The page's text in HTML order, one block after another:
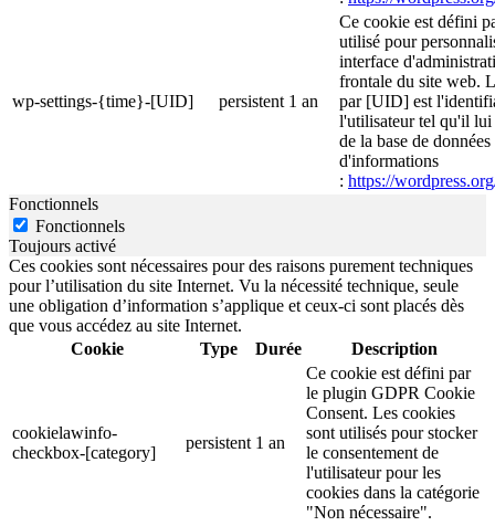
wp-settings-{time}-[UID] persistent 1 an
Ce cookie est défini
utilisé pour
interface
frontale du site web.
par [UID] est
l'utilisateur tel qu'il lui
de la base de
d'informations
: https://
Fonctionnels
Fonctionnels
Toujours activé
Ces cookies sont nécessaires pour des raisons purement techniques
pour l’utilisation du site Internet. Vu la nécessité technique, seule
une obligation d’information s’applique et ceux-ci sont placés dès
que vous accédez au site Internet.
Cookie
Type Durée Description
cookielawinfo-
checkbox-[category]
persistent 1 an
Ce cookie est défini par
le plugin GDPR Cookie
Consent. Les cookies
sont utilisés pour stocker
le consentement de
l'utilisateur pour les
cookies dans la catégorie
"Non nécessaire".